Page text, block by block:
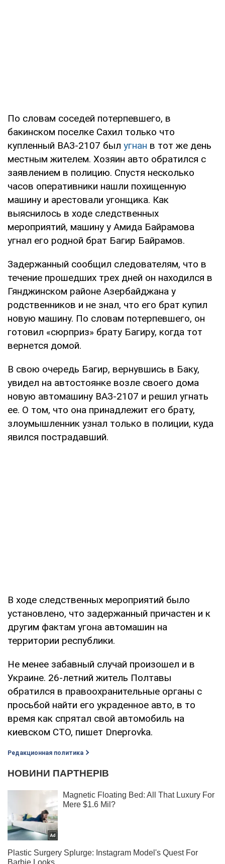
По словам соседей потерпевшего, в
бакинском поселке Сахил только что
купленный ВАЗ-2107 был угнан в тот же день
местным жителем. Хозяин авто обратился с
заявлением в полицию. Спустя несколько
часов оперативники нашли похищенную
машину и арестовали угонщика. Как
выяснилось в ходе следственных
мероприятий, машину у Амида Байрамова
угнал его родной брат Багир Байрамов.
Задержанный сообщил следователям, что в
течение прошедших трех дней он находился в
Гянджинском районе Азербайджана у
родственников и не знал, что его брат купил
новую машину. По словам потерпевшего, он
готовил «сюрприз» брату Багиру, когда тот
вернется домой.
В свою очередь Багир, вернувшись в Баку,
увидел на автостоянке возле своего дома
новую автомашину ВАЗ-2107 и решил угнать
ее. О том, что она принадлежит его брату,
злоумышленник узнал только в полиции, куда
явился пострадавший.
В ходе следственных мероприятий было
установлено, что задержанный причастен и к
другим фактам угона автомашин на
территории республики.
Не менее забавный случай произошел и в
Украине. 26-летний житель Полтавы
обратился в правоохранительные органы с
просьбой найти его украденное авто, в то
время как спрятал свой автомобиль на
киевском СТО, пишет Dneprovka.
Редакционная политика